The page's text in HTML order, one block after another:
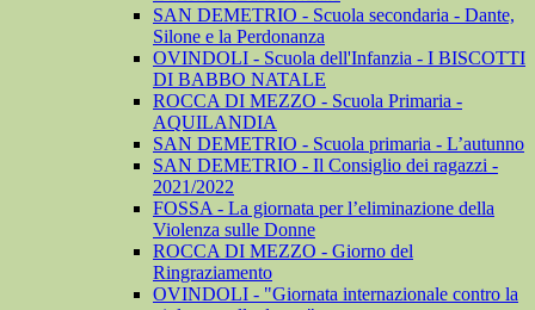
SAN DEMETRIO - Scuola secondaria - Dante,
Silone e la Perdonanza
OVINDOLI - Scuola dell'Infanzia - I BISCOTTI
DI BABBO NATALE
ROCCA DI MEZZO - Scuola Primaria -
AQUILANDIA
SAN DEMETRIO - Scuola primaria - L’autunno
SAN DEMETRIO - Il Consiglio dei ragazzi -
2021/2022
FOSSA - La giornata per l’eliminazione della
Violenza sulle Donne
ROCCA DI MEZZO - Giorno del
Ringraziamento
OVINDOLI - "Giornata internazionale contro la